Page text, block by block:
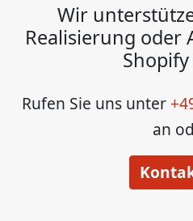
Wir
Realisierung oder
Rufen Sie uns unter
an